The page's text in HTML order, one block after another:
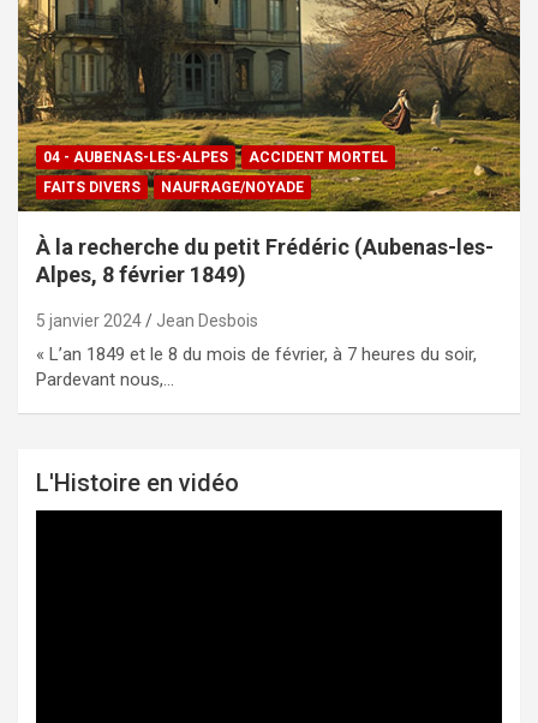
04 - AUBENAS-LES-ALPES
ACCIDENT MORTEL
FAITS DIVERS
NAUFRAGE/NOYADE
À la recherche du petit Frédéric (Aubenas-les-
Alpes, 8 février 1849)
5 janvier 2024 Jean Desbois
« L’an 1849 et le 8 du mois de février, à 7 heures du soir,
Pardevant nous,…
L'Histoire en vidéo